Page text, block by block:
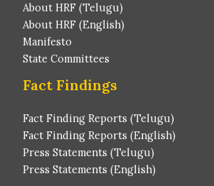
About HRF (Telugu)
About HRF (English)
Manifesto
State Committees
Fact Findings
Fact Finding Reports (Telugu)
Fact Finding Reports (English)
Press Statements (Telugu)
Press Statements (English)